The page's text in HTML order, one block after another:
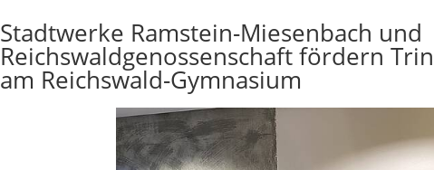
Stadtwerke Ramstein-Miesenbach und
Reichswaldgenossenschaft fördern
am Reichswald-Gymnasium